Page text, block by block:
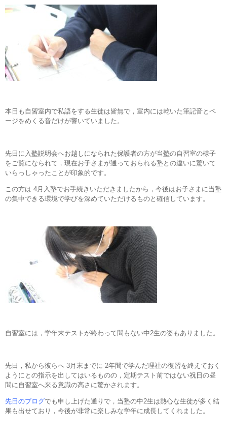
本日も自習室内で私語をする生徒は皆無で，室内には乾いた筆記音とペ
ージをめくる音だけが響いていました。
先日に入塾説明会へお越しになられた保護者の方が当塾の自習室の様子
をご覧になられて，現在お子さまが通っておられる塾との違いに驚いて
いらっしゃったことが印象的です。
この方は 4月入塾でお手続きいただきましたから，今後はお子さまに当塾
の集中できる環境で学びを深めていただけるものと確信しています。
自習室には，学年末テストが終わって間もない中2生の姿もありました。
先日，私から彼らへ 3月末までに 2年間で学んだ理社の復習を終えておく
ようにとの指示を出してはいるものの，定期テスト前ではない祝日の昼
間に自習室へ来る意識の高さに驚かされます。
先日のブログでも申し上げた通りで，当塾の中2生は熱心な生徒が多く結
果も出せており，今後が非常に楽しみな学年に成長してくれました。